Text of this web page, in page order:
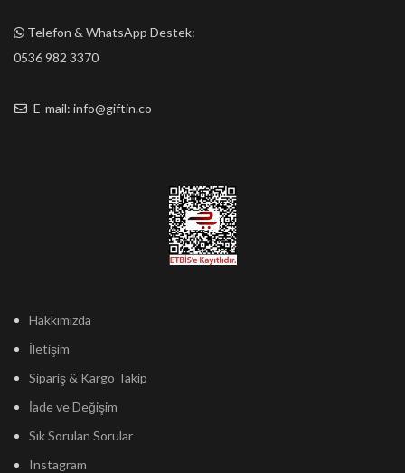
Telefon & WhatsApp Destek:
0536 982 3370
E-mail: info@giftin.co
Hakkımızda
İletişim
Sipariş & Kargo Takip
İade ve Değişim
Sık Sorulan Sorular
Instagram